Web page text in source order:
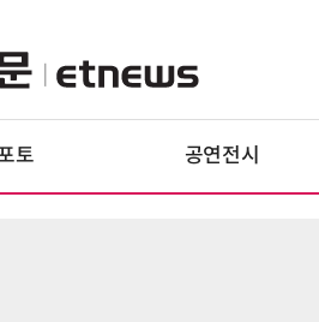
토 공연전시